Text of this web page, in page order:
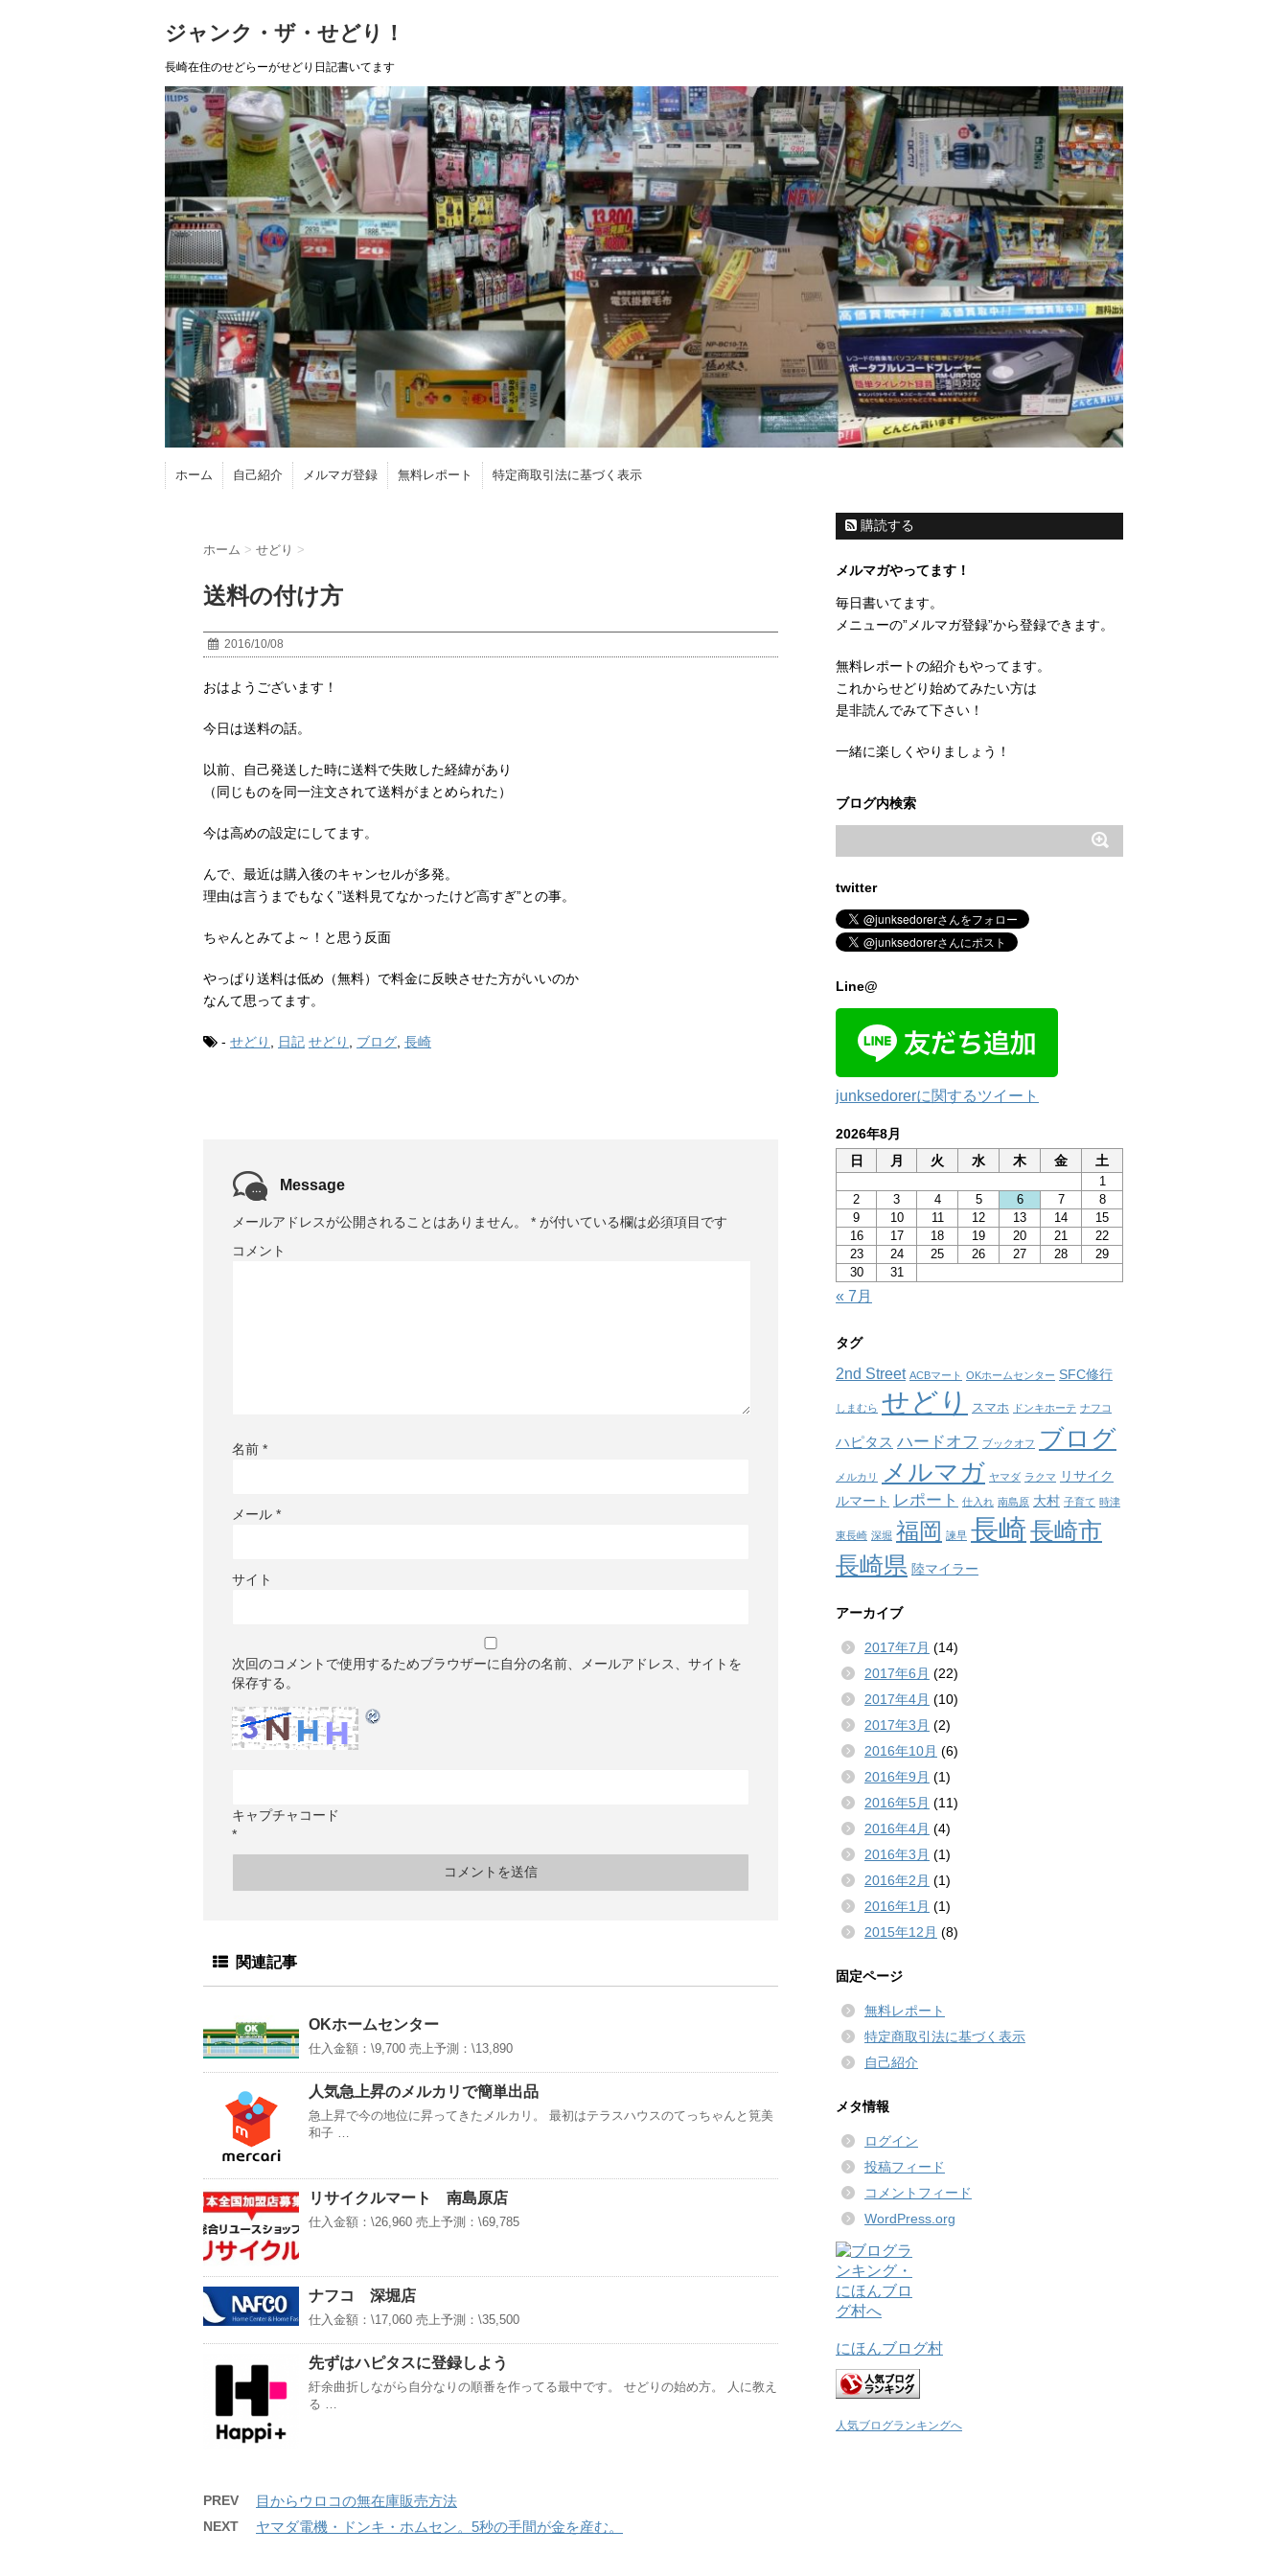
ジャンク・ザ・せどり！
長崎在住のせどらーがせどり日記書いてます
ホーム 自己紹介 メルマガ登録 無料レポート 特定商取引法に基づく表示
ホーム > せどり >
送料の付け方
2016/10/08
おはようございます！
今日は送料の話。
以前、自己発送した時に送料で失敗した経緯があり
（同じものを同一注文されて送料がまとめられた）
今は高めの設定にしてます。
んで、最近は購入後のキャンセルが多発。
理由は言うまでもなく”送料見てなかったけど高すぎ”との事。
ちゃんとみてよ～！と思う反面
やっぱり送料は低め（無料）で料金に反映させた方がいいのか
なんて思ってます。
- せどり , 日記 せどり , ブログ, 長崎
Message
メールアドレスが公開されることはありません。 * が付いている欄は必須項目です
コメント
名前 *
メール *
サイト
次回のコメントで使用するためブラウザーに自分の名前、メールアドレス、サイトを
保存する。
キャプチャコード
*
関連記事
OKホームセンター
仕入金額：\9,700 売上予測：\13,890
人気急上昇のメルカリで簡単出品
急上昇で今の地位に昇ってきたメルカリ。 最初はテラスハウスのてっちゃんと筧美
和子 …
リサイクルマート 南島原店
仕入金額：\26,960 売上予測：\69,785
ナフコ 深堀店
仕入金額：\17,060 売上予測：\35,500
先ずはハピタスに登録しよう
紆余曲折しながら自分なりの順番を作ってる最中です。 せどりの始め方。 人に教え
る …
PREV 目からウロコの無在庫販売方法
NEXT ヤマダ電機・ドンキ・ホムセン。5秒の手間が金を産む。
購読する
メルマガやってます！
毎日書いてます。
メニューの”メルマガ登録”から登録できます。
無料レポートの紹介もやってます。
これからせどり始めてみたい方は
是非読んでみて下さい！
一緒に楽しくやりましょう！
ブログ内検索
twitter
Line@
junksedorerに関するツイート
2026年8月
日
月 火 水 木 金 土
1
2
3 4 5 6 7
8
9
10 11 12 13 14
15
16
17 18 19 20 21
22
23
24 25 26 27 28
29
30
31
« 7月
タグ
2nd Street ACBマート OKホームセンター SFC修行
しまむら せどり スマホ ドンキホーテ ナフコ
ハピタス ハードオフ ブックオフ ブログ
メルカリ メルマガ ヤマダ ラクマ
リサイク
ルマート レポート 仕入れ 南島原 大村 子育て 時津
東長崎 深堀 福岡 諫早 長崎長崎市
長崎県 陸マイラー
アーカイブ
2017年7月 (14)
2017年6月 (22)
2017年4月 (10)
2017年3月 (2)
2016年10月 (6)
2016年9月 (1)
2016年5月 (11)
2016年4月 (4)
2016年3月 (1)
2016年2月 (1)
2016年1月 (1)
2015年12月 (8)
固定ページ
無料レポート
特定商取引法に基づく表示
自己紹介
メタ情報
ログイン
投稿フィード
コメントフィード
WordPress.org
にほんブログ村
人気ブログランキングへ